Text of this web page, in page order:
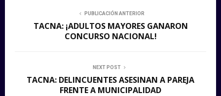
PUBLICACIÓN ANTERIOR
TACNA: ¡ADULTOS MAYORES GANARON
CONCURSO NACIONAL!
NEXT POST
TACNA: DELINCUENTES ASESINAN A PAREJA
FRENTE A MUNICIPALIDAD